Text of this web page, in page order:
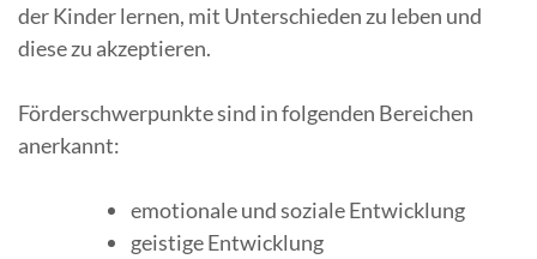
der Kinder lernen, mit Unterschieden zu leben und
diese zu akzeptieren.
Förderschwerpunkte sind in folgenden Bereichen
anerkannt:
emotionale und soziale Entwicklung
geistige Entwicklung